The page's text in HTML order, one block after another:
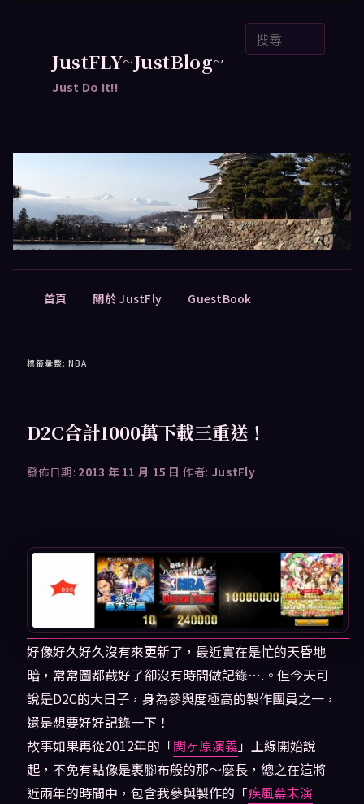
JustFLY~JustBlog~
Just Do It!!
首頁 關於 JustFly GuestBook
標籤彙整: NBA
D2C合計1000萬下載三重送！
發佈日期: 2013 年 11 月 15 日 作者: JustFly
好像好久好久沒有來更新了，最近實在是忙的天昏地
暗，常常圖都截好了卻沒有時間做記錄….。但今天可
說是D2C的大日子，身為參與度極高的製作團員之一，
還是想要好好記錄一下！
故事如果再從2012年的「関ヶ原演義」上線開始說
起，不免有點像是裹腳布般的那～麼長，總之在這將
近兩年的時間中，包含我參與製作的「疾風幕末演